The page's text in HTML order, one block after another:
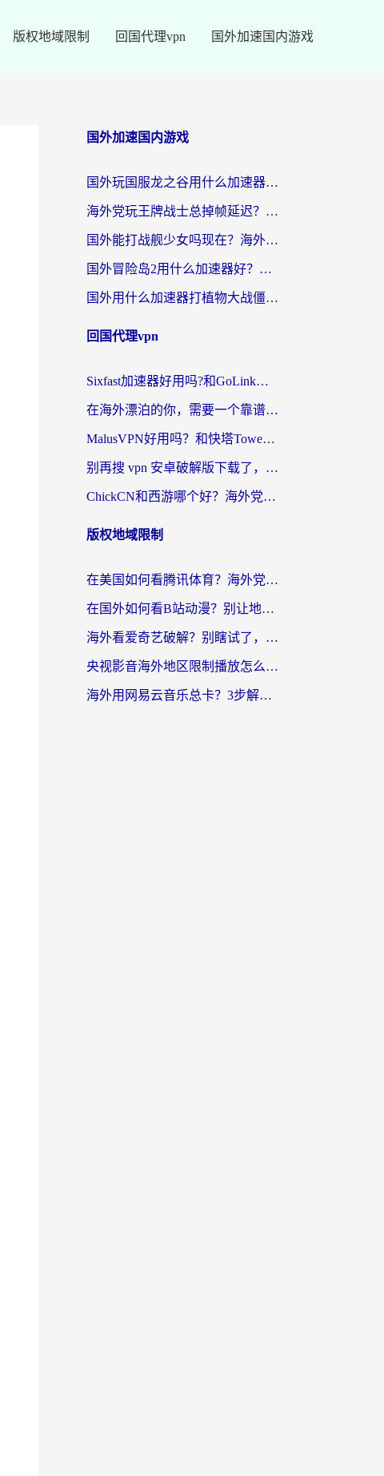
版权地域限制 回国代理vpn 国外加速国内游戏
国外加速国内游戏
国外玩国服龙之谷用什么加速器最好？一份给海外游子的终极指南
海外党玩王牌战士总掉帧延迟？这份王牌战士延迟加速器终极指南救你命
国外能打战舰少女吗现在？海外玩家的国服游戏加速终极指南
国外冒险岛2用什么加速器好？海外党国服游戏畅玩全攻略（附鸣潮哈利波特加速技巧）
国外用什么加速器打植物大战僵尸好？海外党国服游戏加速终极指南
回国代理vpn
Sixfast加速器好用吗?和GoLink加速器对比哪个回国效果更好?海外党亲测实用指南
在海外漂泊的你，需要一个靠谱的“回国机场”
MalusVPN好用吗？和快塔TowerFastVPN对比哪个回国效果更好？海外党亲测实用指南
别再搜 vpn 安卓破解版下载了，海外党回国上网的正确姿势在这里
ChickCN和西游哪个好？海外党2026亲测回国加速器选择指南（附expressvpn中国对比）
版权地域限制
在美国如何看腾讯体育？海外党解锁NBA欧洲杯直播的终极攻略
在国外如何看B站动漫？别让地区限制打断你的追番节奏
海外看爱奇艺破解？别瞎试了，这才是留学生华人追剧看球的正确打开方式
央视影音海外地区限制播放怎么办？海外党亲测有效的回国加速指南
海外用网易云音乐总卡？3步解决版权限制+卡顿，还能听喜马拉雅！